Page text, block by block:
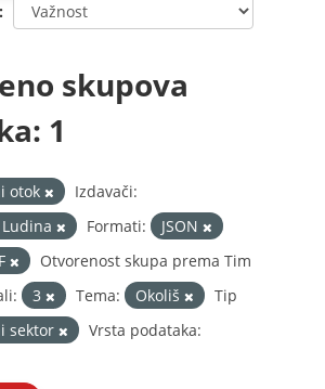
skupova
1
otok
Izdavači:
Formati:
JSON
Otvorenost skupa prema Tim
3 Tema: Okoliš
Tip
sektor
Vrsta podataka: